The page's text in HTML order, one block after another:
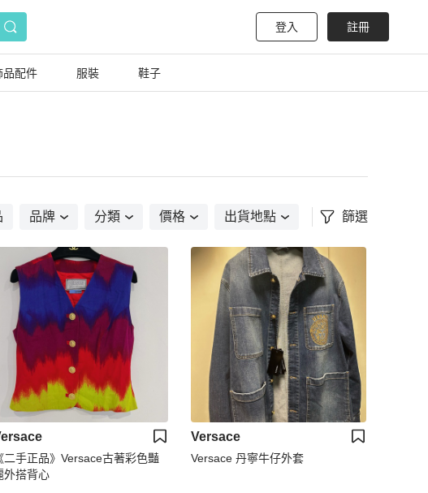
登入 註冊
品配件 服裝 鞋子
品牌 分類 價格 出貨地點 篩選
二手正品》Versace古著彩色豔
外搭背心
Versace
Versace 丹寧牛仔外套